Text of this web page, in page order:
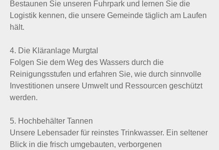
Bestaunen Sie unseren Fuhrpark und lernen Sie die
Logistik kennen, die unsere Gemeinde täglich am Laufen
hält.
4. Die Kläranlage Murgtal
Folgen Sie dem Weg des Wassers durch die
Reinigungsstufen und erfahren Sie, wie durch sinnvolle
Investitionen unsere Umwelt und Ressourcen geschützt
werden.
5. Hochbehälter Tannen
Unsere Lebensader für reinstes Trinkwasser. Ein seltener
Blick in die frisch umgebauten, verborgenen